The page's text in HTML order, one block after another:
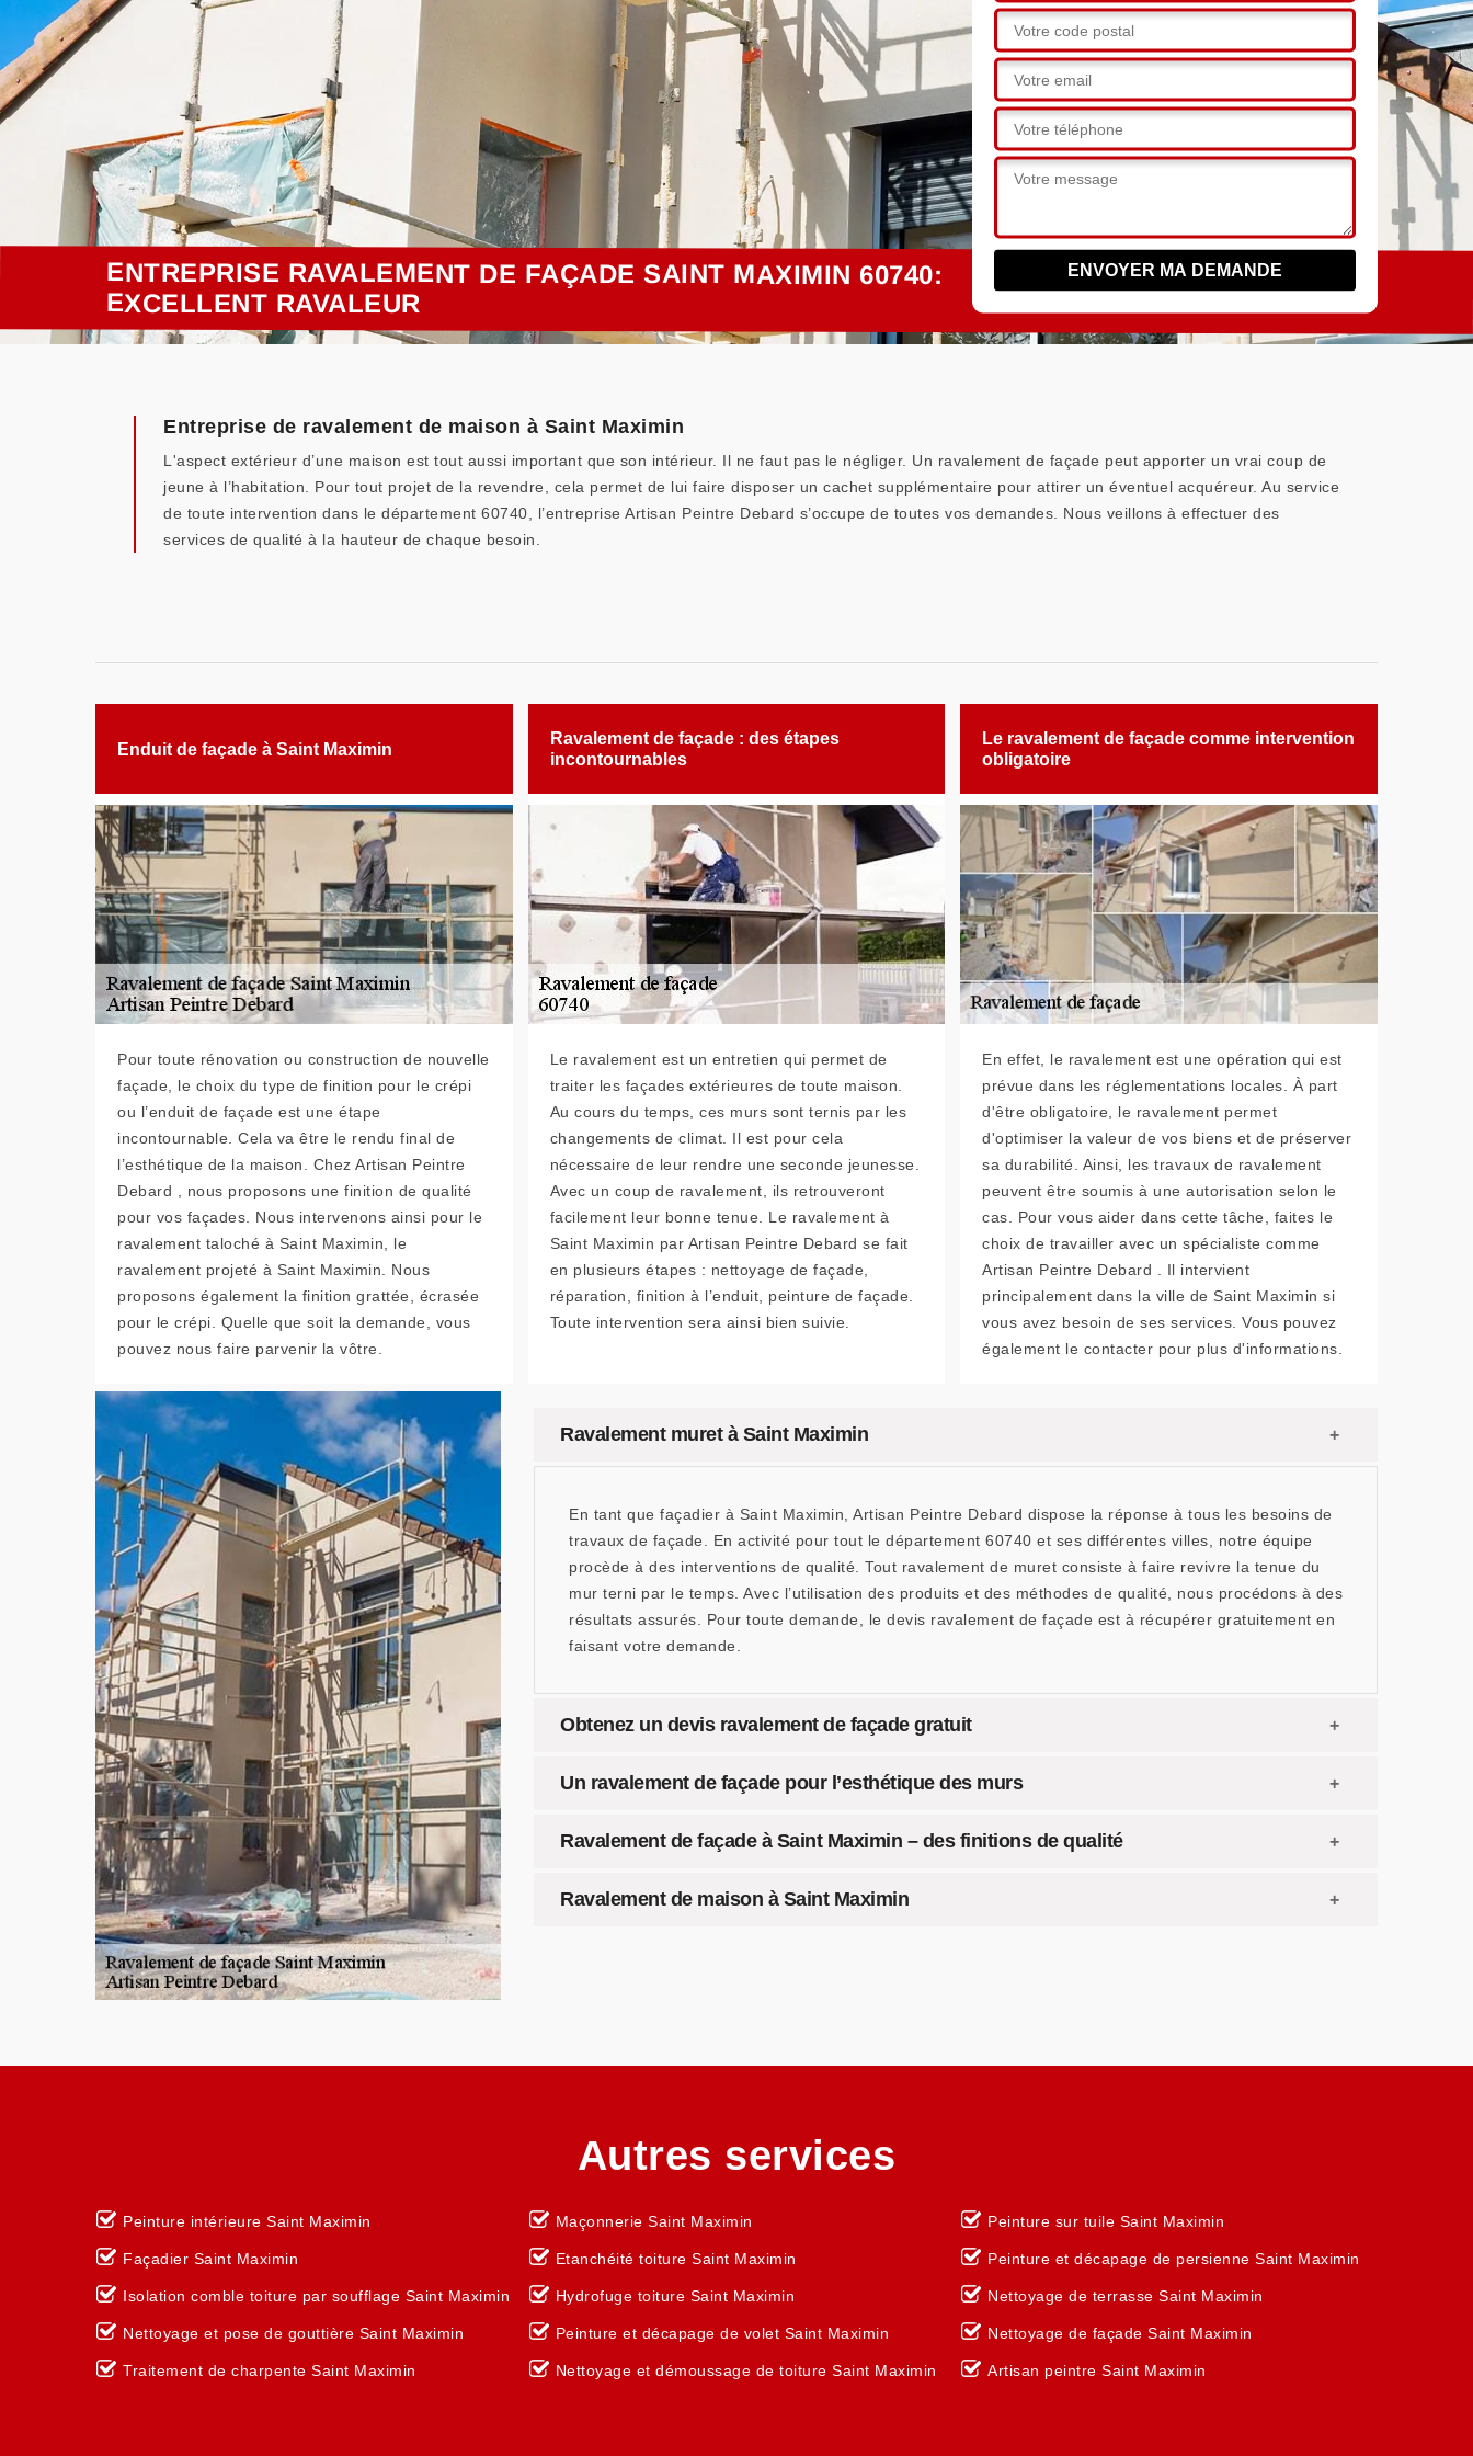
ENTREPRISE RAVALEMENT DE FAÇADE SAINT MAXIMIN 60740:
EXCELLENT RAVALEUR
Entreprise de ravalement de maison à Saint Maximin
L'aspect extérieur d’une maison est tout aussi important que son intérieur. Il ne faut pas le négliger. Un ravalement de façade peut apporter un vrai coup de
jeune à l’habitation. Pour tout projet de la revendre, cela permet de lui faire disposer un cachet supplémentaire pour attirer un éventuel acquéreur. Au service
de toute intervention dans le département 60740, l’entreprise Artisan Peintre Debard s’occupe de toutes vos demandes. Nous veillons à effectuer des
services de qualité à la hauteur de chaque besoin.
Enduit de façade à Saint Maximin
Pour toute rénovation ou construction de nouvelle
façade, le choix du type de finition pour le crépi
ou l’enduit de façade est une étape
incontournable. Cela va être le rendu final de
l’esthétique de la maison. Chez Artisan Peintre
Debard , nous proposons une finition de qualité
pour vos façades. Nous intervenons ainsi pour le
ravalement taloché à Saint Maximin, le
ravalement projeté à Saint Maximin. Nous
proposons également la finition grattée, écrasée
pour le crépi. Quelle que soit la demande, vous
pouvez nous faire parvenir la vôtre.
Ravalement de façade : des étapes
incontournables
Le ravalement est un entretien qui permet de
traiter les façades extérieures de toute maison.
Au cours du temps, ces murs sont ternis par les
changements de climat. Il est pour cela
nécessaire de leur rendre une seconde jeunesse.
Avec un coup de ravalement, ils retrouveront
facilement leur bonne tenue. Le ravalement à
Saint Maximin par Artisan Peintre Debard se fait
en plusieurs étapes : nettoyage de façade,
réparation, finition à l’enduit, peinture de façade.
Toute intervention sera ainsi bien suivie.
Le ravalement de façade comme intervention
obligatoire
En effet, le ravalement est une opération qui est
prévue dans les réglementations locales. À part
d'être obligatoire, le ravalement permet
d'optimiser la valeur de vos biens et de préserver
sa durabilité. Ainsi, les travaux de ravalement
peuvent être soumis à une autorisation selon le
cas. Pour vous aider dans cette tâche, faites le
choix de travailler avec un spécialiste comme
Artisan Peintre Debard . Il intervient
principalement dans la ville de Saint Maximin si
vous avez besoin de ses services. Vous pouvez
également le contacter pour plus d'informations.
Ravalement muret à Saint Maximin
En tant que façadier à Saint Maximin, Artisan Peintre Debard dispose la réponse à tous les besoins de
travaux de façade. En activité pour tout le département 60740 et ses différentes villes, notre équipe
procède à des interventions de qualité. Tout ravalement de muret consiste à faire revivre la tenue du
mur terni par le temps. Avec l’utilisation des produits et des méthodes de qualité, nous procédons à des
résultats assurés. Pour toute demande, le devis ravalement de façade est à récupérer gratuitement en
faisant votre demande.
Obtenez un devis ravalement de façade gratuit
Un ravalement de façade pour l’esthétique des murs
Ravalement de façade à Saint Maximin – des finitions de qualité
Ravalement de maison à Saint Maximin
Autres services
Peinture intérieure Saint Maximin
Façadier Saint Maximin
Isolation comble toiture par soufflage Saint Maximin
Nettoyage et pose de gouttière Saint Maximin
Traitement de charpente Saint Maximin
Maçonnerie Saint Maximin
Etanchéité toiture Saint Maximin
Hydrofuge toiture Saint Maximin
Peinture et décapage de volet Saint Maximin
Nettoyage et démoussage de toiture Saint Maximin
Peinture sur tuile Saint Maximin
Peinture et décapage de persienne Saint Maximin
Nettoyage de terrasse Saint Maximin
Nettoyage de façade Saint Maximin
Artisan peintre Saint Maximin